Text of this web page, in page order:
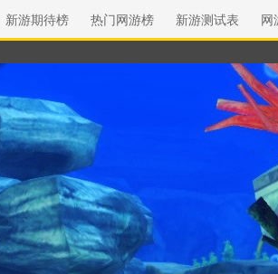
新游期待榜 热门网游榜 新游测试表 网